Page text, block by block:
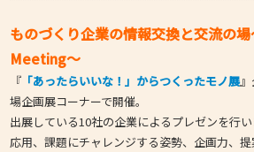
ものづくり企業の情報交換と交流の
Meeting～
『 「あったらいいな！」からつくったモノ展
場企画展コーナーで開催。
出展している10社の企業によるプレゼンを行
応用、課題にチャレンジする姿勢、企画力、